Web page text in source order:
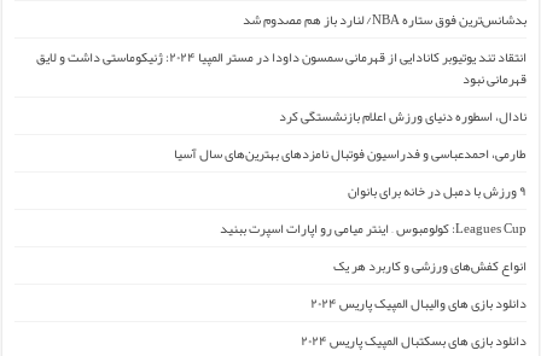
بدشانس‌ترین فوق ستاره NBA/ لنارد باز هم مصدوم شد
انتقاد تند یوتیوبر کانادایی از قهرمانی سمسون داودا در مستر المپیا ۲۰۲۴: ژنیکوماستی داشت و لایق
قهرمانی نبود
نادال، اسطوره دنیای ورزش اعلام بازنشستگی کرد
طارمی، احمدعباسی و فدراسیون فوتبال نامزدهای بهترین‌های سال آسیا
۹ ورزش با دمبل در خانه برای بانوان
Leagues Cup: کولومبوس – اینتر میامی رو اپارات اسپرت ببنید
انواع کفش‌های ورزشی و کاربرد هر یک
دانلود بازی های والیبال المپیک پاریس ۲۰۲۴
دانلود بازی های بسکتبال المپیک پاریس ۲۰۲۴